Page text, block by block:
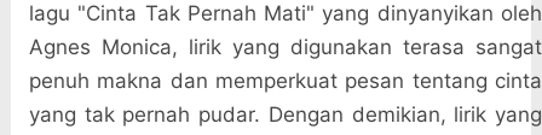
lagu "Cinta Tak Pernah Mati" yang dinyanyikan oleh
Agnes Monica, lirik yang digunakan terasa sangat
penuh makna dan memperkuat pesan tentang cinta
yang tak pernah pudar. Dengan demikian, lirik yang